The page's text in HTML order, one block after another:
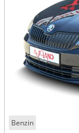
Benzin